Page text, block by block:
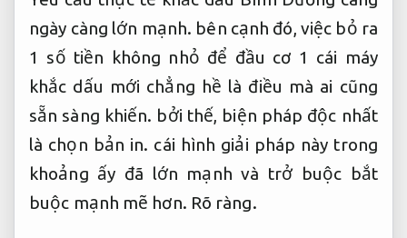
ngày càng lớn mạnh. bên cạnh đó, việc bỏ ra
1 số tiền không nhỏ để đầu cơ 1 cái máy
khắc dấu mới chẳng hề là điều mà ai cũng
sẵn sàng khiến. bởi thế, biện pháp độc nhất
là chọn bản in. cái hình giải pháp này trong
khoảng ấy đã lớn mạnh và trở buộc bắt
buộc mạnh mẽ hơn. Rõ ràng.